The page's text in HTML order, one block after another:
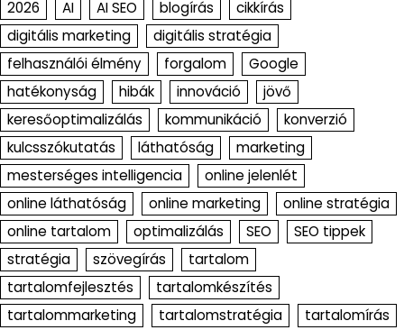
2026 AI AI SEO blogírás
cikkírás
digitális marketing
digitális stratégia
felhasználói élmény
forgalom
Google
hatékonyság
hibák innováció
jövő
keresőoptimalizálás
kommunikáció
konverzió
kulcsszókutatás
láthatóság
marketing
mesterséges intelligencia
online jelenlét
online láthatóság
online marketing
online stratégia
online tartalom
optimalizálás SEO
SEO tippek
stratégia
szövegírás
tartalom
tartalomfejlesztés
tartalomkészítés
tartalommarketing
tartalomstratégia
tartalomírás